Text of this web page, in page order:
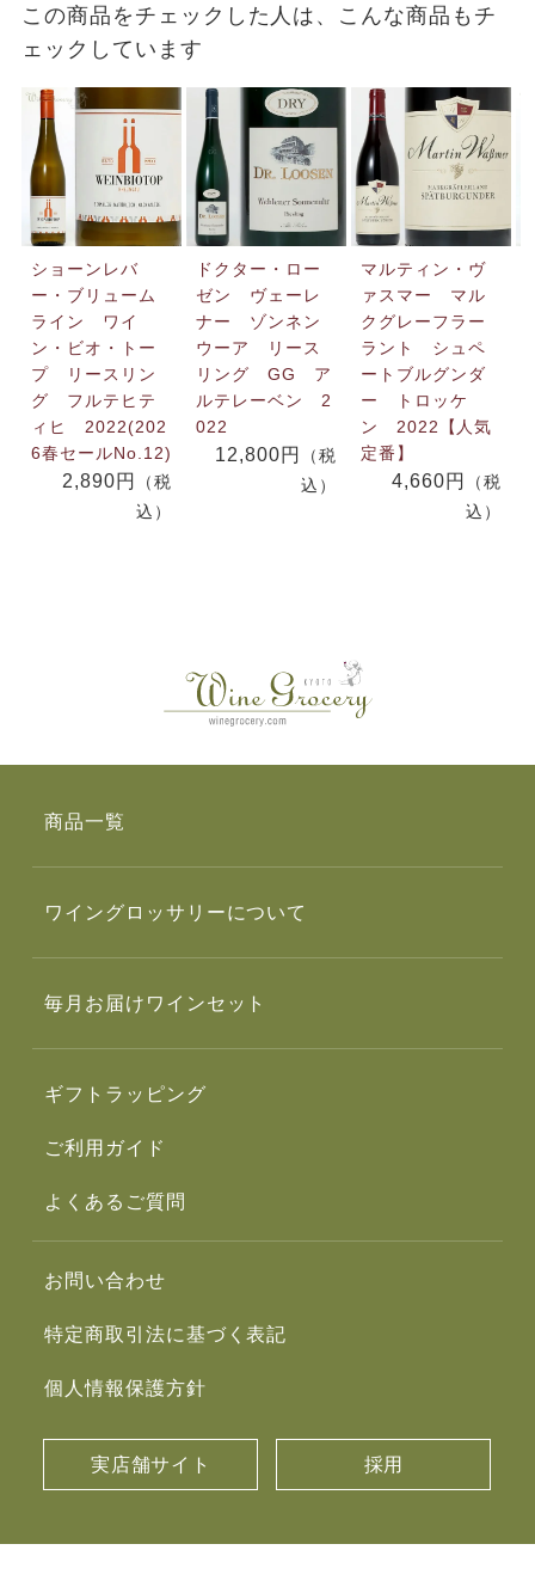
この商品をチェックした人は、こんな商品もチ
ェックしています
ショーンレバ
ー・ブリューム
ライン ワイ
ン・ビオ・トー
プ リースリン
グ フルテヒテ
ィヒ 2022(202
6春セールNo.12)
2,890円
（税
込）
ドクター・ロー
ゼン ヴェーレ
ナー ゾンネン
ウーア リース
リング GG ア
ルテレーベン 2
022
12,800円
（税
込）
マルティン・ヴ
ァスマー マル
クグレーフラー
ラント シュペ
ートブルグンダ
ー トロッケ
ン 2022【人気
定番】
4,660円
（税
込）
商品一覧
ワイングロッサリーについて
毎月お届けワインセット
ギフトラッピング
ご利用ガイド
よくあるご質問
お問い合わせ
特定商取引法に基づく表記
個人情報保護方針
実店舗サイト 採用